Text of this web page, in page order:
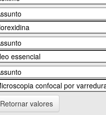
Retornar valores